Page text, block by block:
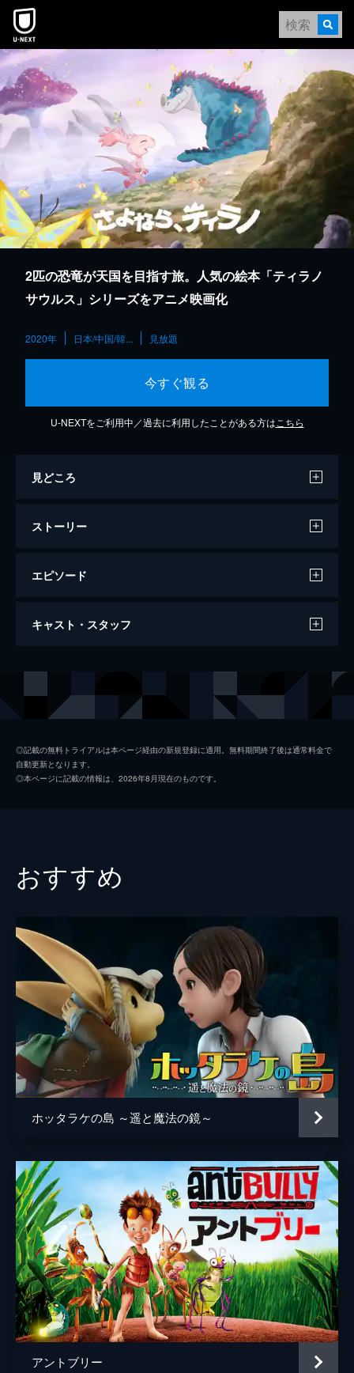
本文へスキップ
2匹の恐竜が天国を目指す旅。人気の絵本「ティラノ
サウルス」シリーズをアニメ映画化
2020年 日本/中国/韓... 見放題
今すぐ観る
U-NEXTをご利用中／過去に利用したことがある方は こちら
見どころ
ストーリー
エピソード
さよなら、ティラノ
キャスト・スタッフ
プノン 石原夏織
監督 静野孔文
脚本 佐藤大
うえのきみこ
福島直浩
原作 宮西達也
音楽 坂本龍一
◎記載の無料トライアルは本ページ経由の新規登録に適用。無料期間終了後は通常料金で
自動更新となります。
◎本ページに記載の情報は、2026年8月現在のものです。
おすすめ
ホッタラケの島 ～遥と魔法の鏡～
アントブリー